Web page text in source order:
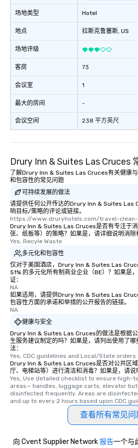
场地类型
地点
场地评级
客房
会议室
最大的房间
会议空间
Hotel
拉斯克鲁塞斯, US
73
1
-
238 平方英尺
Drury Inn & Suites Las Cruces
了解Drury Inn & Suites Las Cruces有关健康
和包容性的常见问题
可持续发展的做法
请提供任何公开传达的Drury Inn & Suites Las
响目标/策略的评论或链接。
https://www.druryhotels.com/travel-
Drury Inn & Suites Las Cruces是否有专注于
张、纸板等）的策略？如果是，请详细说明消除
Yes, Recyle Waste
多元化和包容性
仅对于美国酒店，Drury Inn & Suites Las
51% 的多元化所有制商业企业（BE）？如果是
证：
NA
如果适用，请提供Drury Inn & Suites Las
包容性方面的承诺和举措的公开报告的链接。
NA
健康与安全
Drury Inn & Suites Las Cruces的做法是根据
生服务建议制定的吗？如果是，请列出使用了
法：
Yes, CDC guidelines and Local/State orders
Drury Inn & Suites Las Cruces是否对公共区
厅、电梯站等）进行清洁和消毒？如果是，请说
Yes, Use detailed checklist to ensure high-
areas— handles, luggage carts, elevator
disinfected frequently. Areas are
and up to every 2 hours based upon CDC
查看所有常见问
向 Cvent Supplier Network报告一个与